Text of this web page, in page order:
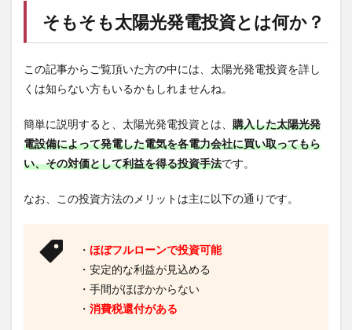
そもそも太陽光発電投資とは何か？
この記事からご覧頂いた方の中には、太陽光発電投資を詳し
くは知らない方もいるかもしれませんね。
簡単に説明すると、太陽光発電投資とは、 購入した太陽光発
電設備によって発電した電気を各電力会社に買い取ってもら
い、その対価として利益を得る投資手法です。
なお、この投資方法のメリットは主に以下の通りです。
・ ほぼフルローンで投資可能
・安定的な利益が見込める
・手間がほぼかからない
・ 消費税還付がある